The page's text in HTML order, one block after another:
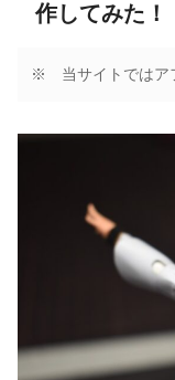
作してみた！
※ 当サイトではア